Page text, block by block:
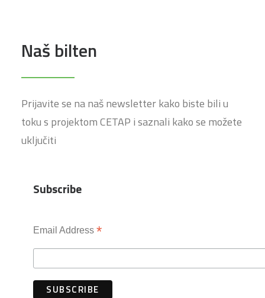
Naš bilten
Prijavite se na naš newsletter kako biste bili u
toku s projektom CETAP i saznali kako se možete
uključiti
Subscribe
Email Address *